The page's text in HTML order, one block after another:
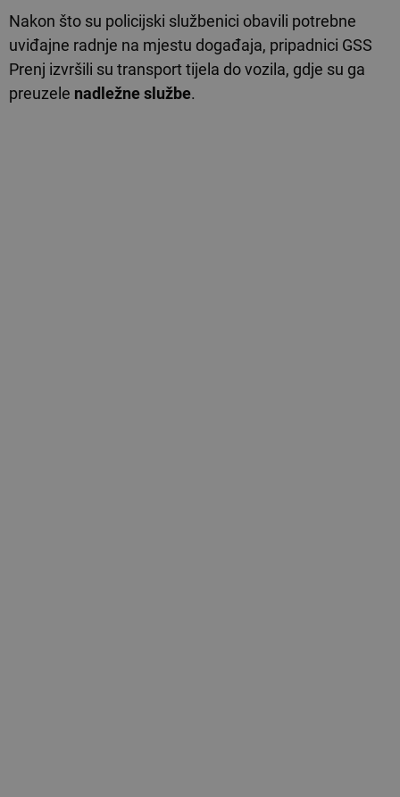
Nakon što su policijski službenici obavili potrebne
uviđajne radnje na mjestu događaja, pripadnici GSS
Prenj izvršili su transport tijela do vozila, gdje su ga
preuzele nadležne službe.